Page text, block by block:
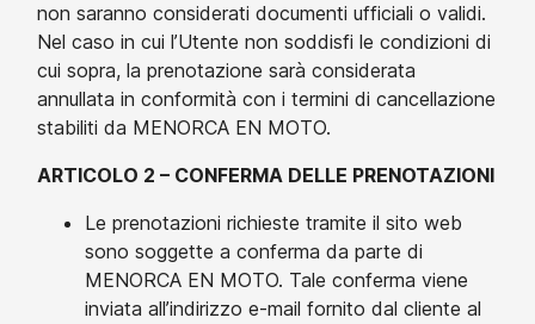
non saranno considerati documenti ufficiali o validi.
Nel caso in cui l’Utente non soddisfi le condizioni di
cui sopra, la prenotazione sarà considerata
annullata in conformità con i termini di cancellazione
stabiliti da MENORCA EN MOTO.
ARTICOLO 2 – CONFERMA DELLE PRENOTAZIONI
Le prenotazioni richieste tramite il sito web
sono soggette a conferma da parte di
MENORCA EN MOTO. Tale conferma viene
inviata all’indirizzo e-mail fornito dal cliente al